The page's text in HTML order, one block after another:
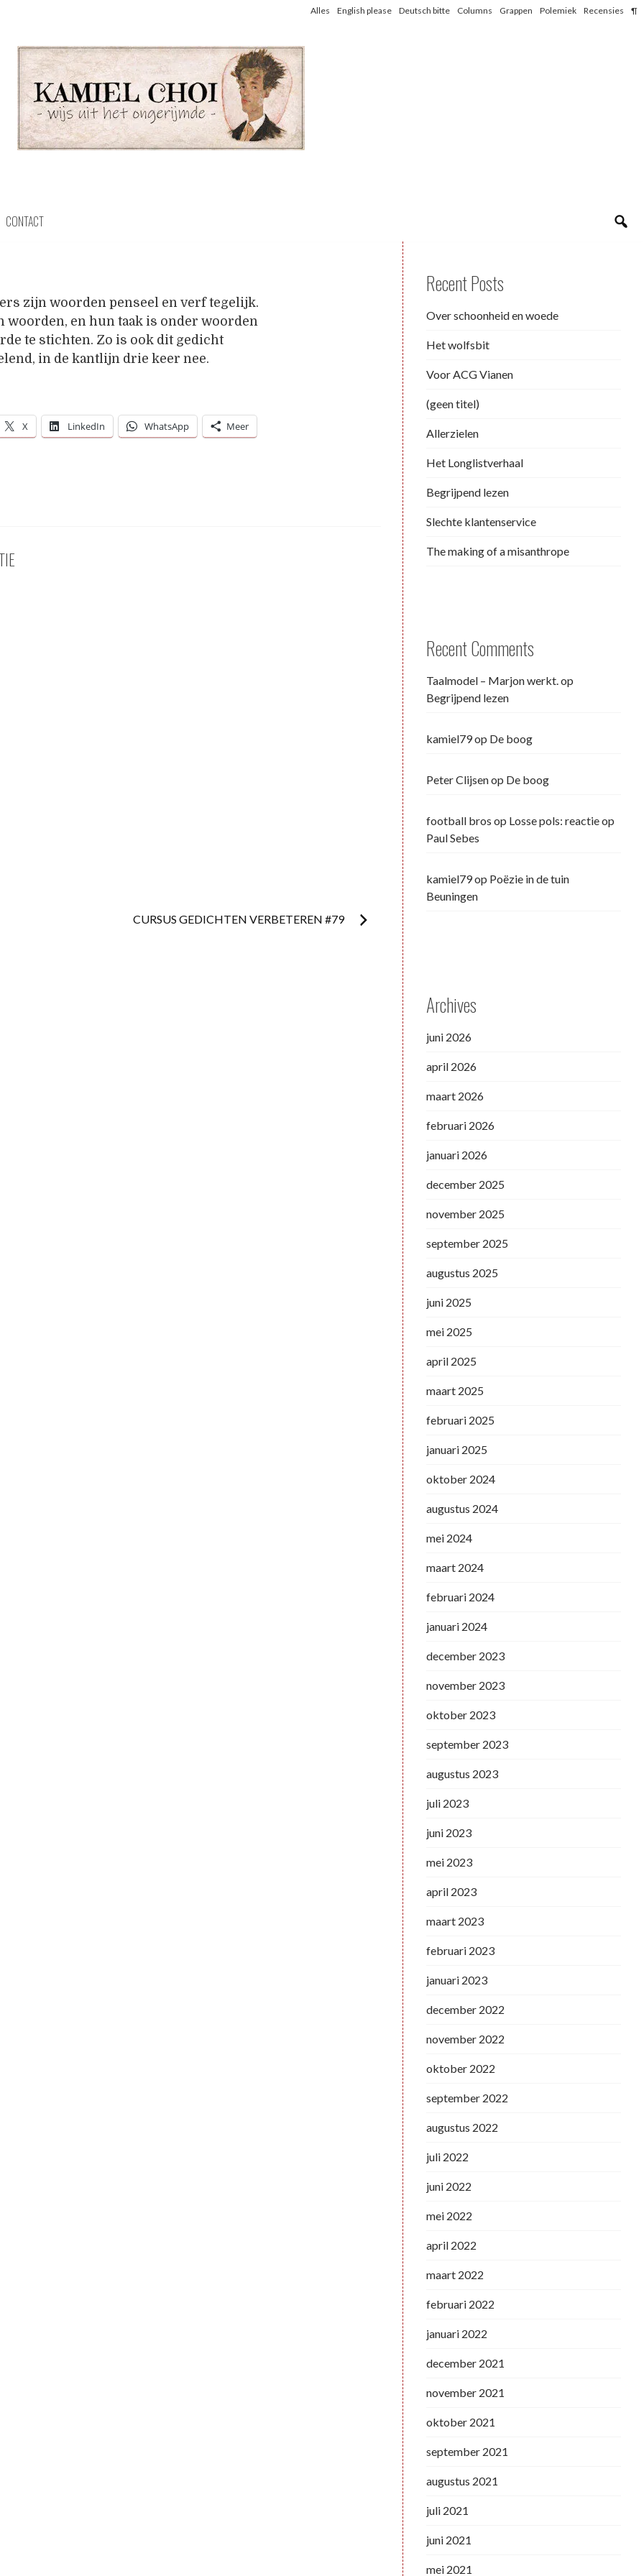
Alles English please Deutsch bitte Columns Grappen Polemiek Recensies ¶
CONTACT
zijn woorden penseel en verf tegelijk.
woorden, en hun taak is onder woorden
te stichten. Zo is ook dit gedicht
in de kantlijn drie keer nee.
X LinkedIn WhatsApp Meer
CURSUS GEDICHTEN VERBETEREN #79
Recent Posts
Over schoonheid en woede
Het wolfsbit
Voor ACG Vianen
(geen titel)
Allerzielen
Het Longlistverhaal
Begrijpend lezen
Slechte klantenservice
The making of a misanthrope
Recent Comments
Taalmodel – Marjon werkt.op
Begrijpend lezen
kamiel79op De boog
Peter Clijsenop De boog
football bros op Losse pols: reactie op
Paul Sebes
kamiel79op Poëzie in de tuin
Beuningen
Archives
juni 2026
april 2026
maart 2026
februari 2026
januari 2026
december 2025
november 2025
september 2025
augustus 2025
juni 2025
mei 2025
april 2025
maart 2025
februari 2025
januari 2025
oktober 2024
augustus 2024
mei 2024
maart 2024
februari 2024
januari 2024
december 2023
november 2023
oktober 2023
september 2023
augustus 2023
juli 2023
juni 2023
mei 2023
april 2023
maart 2023
februari 2023
januari 2023
december 2022
november 2022
oktober 2022
september 2022
augustus 2022
juli 2022
juni 2022
mei 2022
april 2022
maart 2022
februari 2022
januari 2022
december 2021
november 2021
oktober 2021
september 2021
augustus 2021
juli 2021
juni 2021
mei 2021